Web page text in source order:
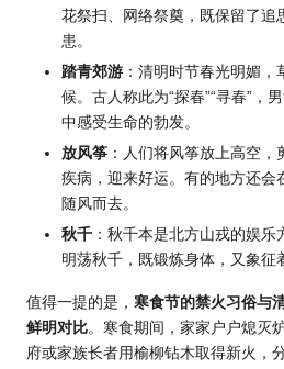
花祭扫、网络祭奠，既保留了追
患。
踏青郊游 ：清明时节春光明媚
候。古人称此为“探春”“寻春”，
中感受生命的勃发。
放风筝 ：人们将风筝放上高空，
疾病，迎来好运。有的地方还会
随风而去。
秋千 ：秋千本是北方山戎的娱
明荡秋千，既锻炼身体，又象征
值得一提的是， 寒食节的禁火习俗与
鲜明对比。寒食期间，家家户户熄灭
府或家族长者用榆柳钻木取得新火，